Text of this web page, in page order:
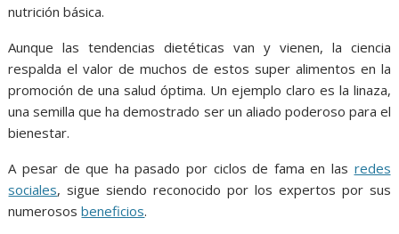
nutrición básica.
Aunque las tendencias dietéticas van y vienen, la ciencia
respalda el valor de muchos de estos super alimentos en la
promoción de una salud óptima. Un ejemplo claro es la linaza,
una semilla que ha demostrado ser un aliado poderoso para el
bienestar.
A pesar de que ha pasado por ciclos de fama en las redes
sociales, sigue siendo reconocido por los expertos por sus
numerososbeneficios.